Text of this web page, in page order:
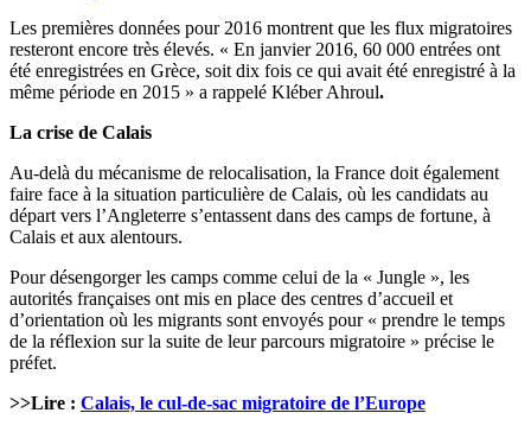
Les premières données pour 2016 montrent que les flux migratoires
resteront encore très élevés. « En janvier 2016, 60 000 entrées ont
été enregistrées en Grèce, soit dix fois ce qui avait été enregistré à la
même période en 2015 » a rappelé Kléber Ahroul.
La crise de Calais
Au-delà du mécanisme de relocalisation, la France doit également
faire face à la situation particulière de Calais, où les candidats au
départ vers l’Angleterre s’entassent dans des camps de fortune, à
Calais et aux alentours.
Pour désengorger les camps comme celui de la « Jungle », les
autorités françaises ont mis en place des centres d’accueil et
d’orientation où les migrants sont envoyés pour « prendre le temps
de la réflexion sur la suite de leur parcours migratoire » précise le
préfet.
>>Lire : Calais, le cul-de-sac migratoire de l’Europe